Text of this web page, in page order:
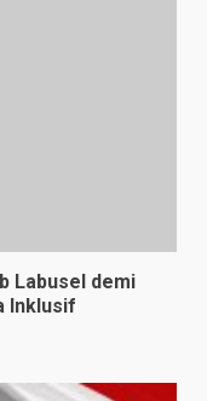
Labusel demi
Inklusif